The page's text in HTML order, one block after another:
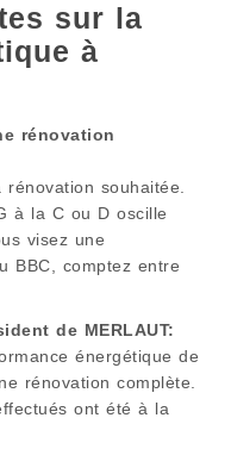
sur la
à
rénovation
souhaitée.
à la C ou D oscille
visez une
BBC, comptez entre
de MERLAUT:
énergétique de
rénovation complète.
ont été à la